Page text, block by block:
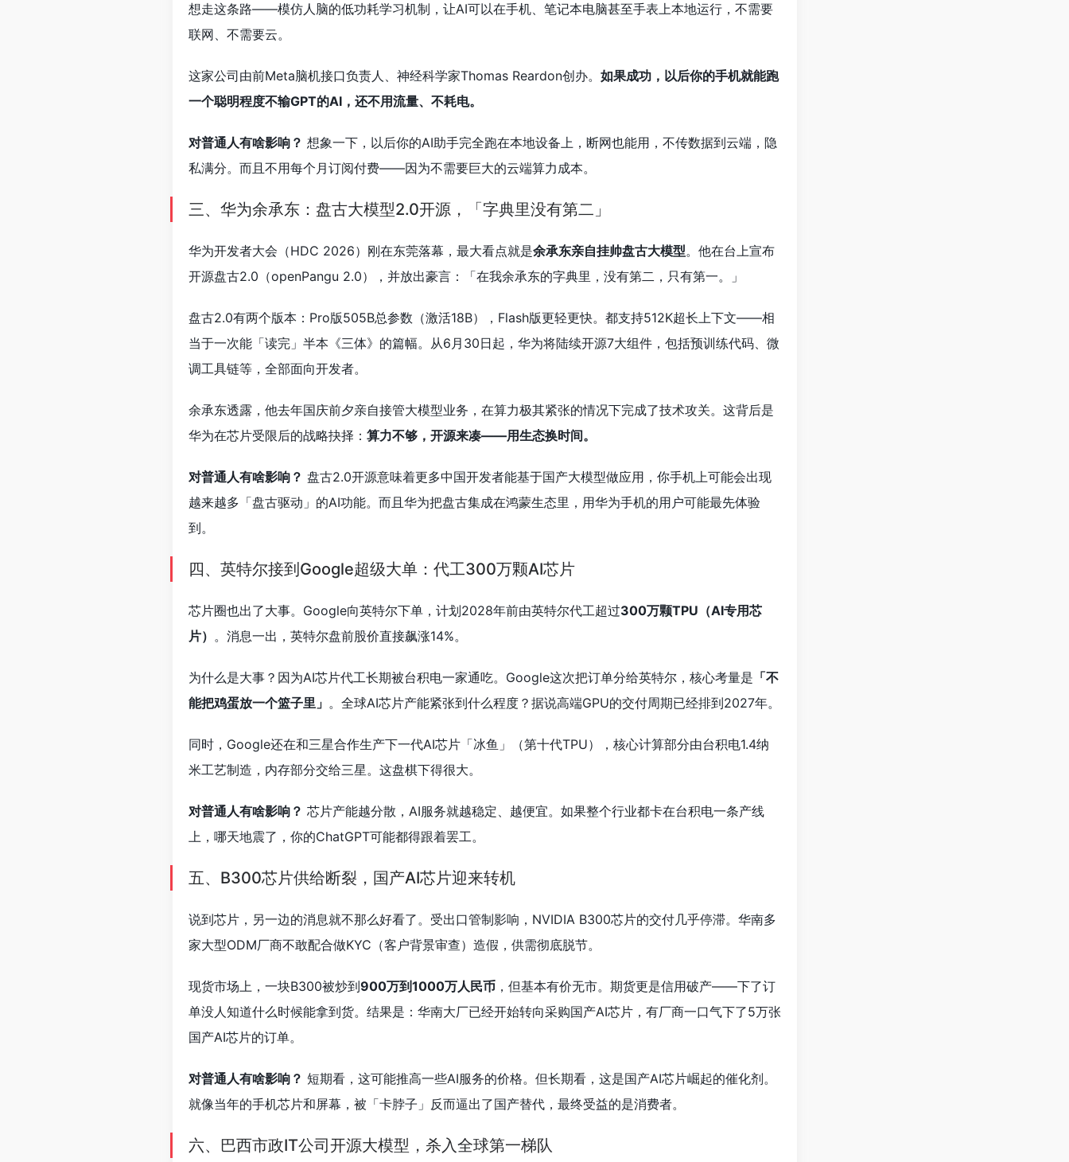
想走这条路——模仿人脑的低功耗学习机制，让AI可以在手机、笔记本电脑甚至手表上本地运行，不需要
联网、不需要云。
这家公司由前Meta脑机接口负责人、神经科学家Thomas Reardon创办。 如果成功，以后你的手机就能跑
一个聪明程度不输GPT的AI，还不用流量、不耗电。
对普通人有啥影响？ 想象一下，以后你的AI助手完全跑在本地设备上，断网也能用，不传数据到云端，隐
私满分。而且不用每个月订阅付费——因为不需要巨大的云端算力成本。
三、华为余承东：盘古大模型2.0开源，「字典里没有第二」
华为开发者大会（HDC 2026）刚在东莞落幕，最大看点就是余承东亲自挂帅盘古大模型。他在台上宣布
开源盘古2.0（openPangu 2.0），并放出豪言：「在我余承东的字典里，没有第二，只有第一。」
盘古2.0有两个版本：Pro版505B总参数（激活18B），Flash版更轻更快。都支持512K超长上下文——相
当于一次能「读完」半本《三体》的篇幅。从6月30日起，华为将陆续开源7大组件，包括预训练代码、微
调工具链等，全部面向开发者。
余承东透露，他去年国庆前夕亲自接管大模型业务，在算力极其紧张的情况下完成了技术攻关。这背后是
华为在芯片受限后的战略抉择： 算力不够，开源来凑——用生态换时间。
对普通人有啥影响？ 盘古2.0开源意味着更多中国开发者能基于国产大模型做应用，你手机上可能会出现
越来越多「盘古驱动」的AI功能。而且华为把盘古集成在鸿蒙生态里，用华为手机的用户可能最先体验
到。
四、英特尔接到Google超级大单：代工300万颗AI芯片
芯片圈也出了大事。Google向英特尔下单，计划2028年前由英特尔代工超过300万颗TPU（AI专用芯
片） 。消息一出，英特尔盘前股价直接飙涨14%。
为什么是大事？因为AI芯片代工长期被台积电一家通吃。Google这次把订单分给英特尔，核心考量是 「不
能把鸡蛋放一个篮子里」 。全球AI芯片产能紧张到什么程度？据说高端GPU的交付周期已经排到2027年。
同时，Google还在和三星合作生产下一代AI芯片「冰鱼」（第十代TPU），核心计算部分由台积电1.4纳
米工艺制造，内存部分交给三星。这盘棋下得很大。
对普通人有啥影响？ 芯片产能越分散，AI服务就越稳定、越便宜。如果整个行业都卡在台积电一条产线
上，哪天地震了，你的ChatGPT可能都得跟着罢工。
五、B300芯片供给断裂，国产AI芯片迎来转机
说到芯片，另一边的消息就不那么好看了。受出口管制影响，NVIDIA B300芯片的交付几乎停滞。华南多
家大型ODM厂商不敢配合做KYC（客户背景审查）造假，供需彻底脱节。
现货市场上，一块B300被炒到900万到1000万人民币 ，但基本有价无市。期货更是信用破产——下了订
单没人知道什么时候能拿到货。结果是：华南大厂已经开始转向采购国产AI芯片，有厂商一口气下了5万张
国产AI芯片的订单。
对普通人有啥影响？ 短期看，这可能推高一些AI服务的价格。但长期看，这是国产AI芯片崛起的催化剂。
就像当年的手机芯片和屏幕，被「卡脖子」反而逼出了国产替代，最终受益的是消费者。
六、巴西市政IT公司开源大模型，杀入全球第一梯队